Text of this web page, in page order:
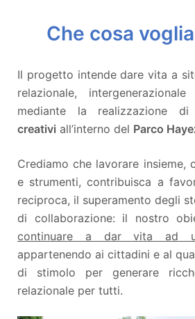
Che cosa
Il progetto intende dare vita a
relazionale,
mediante la realizzazione
creativi all’interno del Parco
Crediamo che lavorare insieme,
e strumenti, contribuisca a
reciproca, il superamento degli
di collaborazione: il nostro
continuare a dar vita ad
appartenendo ai cittadini e al
di stimolo per generare
relazionale per tutti.